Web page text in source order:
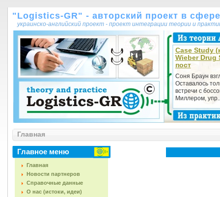
"Logistics-GR" - авторский проект в
украинско-английский проект - проект интеграции теории и
Case Study
Wieber Drug
пост
Соня Браун
Остава­лось
встречи с
Миллером,
Главная
Главное меню
Главная
Новости партнеров
Справочные данные
О нас (истоки, идеи)